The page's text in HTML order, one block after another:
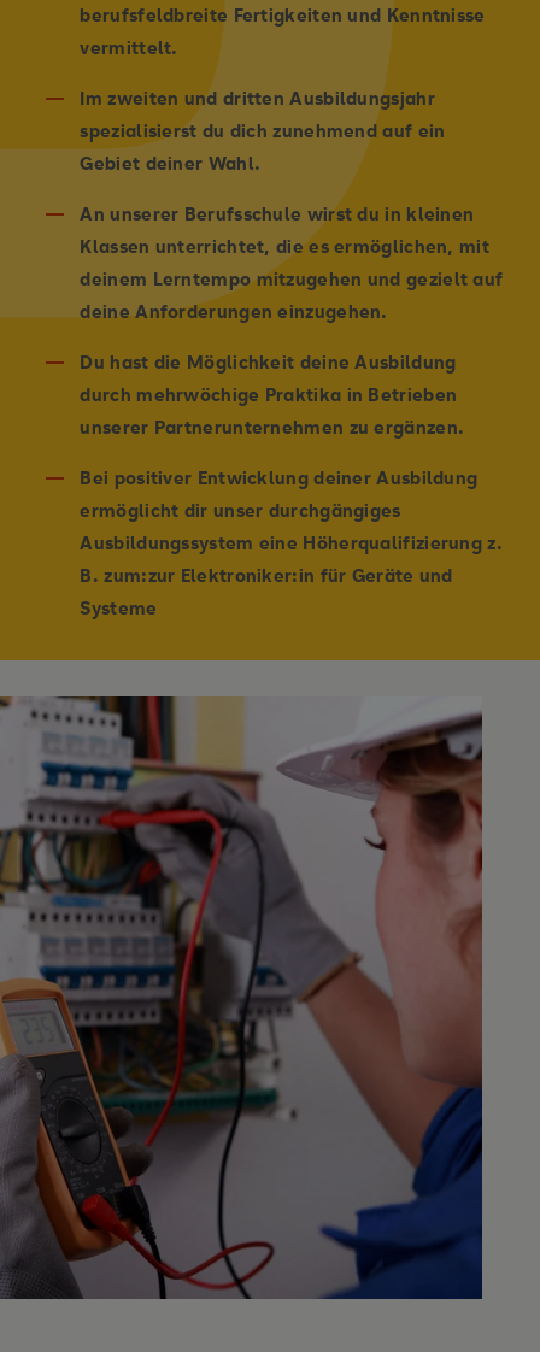
berufsfeldbreite Fertigkeiten und Kenntnisse
vermittelt.
Im zweiten und dritten Ausbildungsjahr
spezialisierst du dich zunehmend auf ein
Gebiet deiner Wahl.
An unserer Berufsschule wirst du in kleinen
Klassen unterrichtet, die es ermöglichen, mit
deinem Lerntempo mitzugehen und gezielt auf
deine Anforderungen einzugehen.
Du hast die Möglichkeit deine Ausbildung
durch mehrwöchige Praktika in Betrieben
unserer Partnerunternehmen zu ergänzen.
Bei positiver Entwicklung deiner Ausbildung
ermöglicht dir unser durchgängiges
Ausbildungssystem eine Höherqualifizierung z.
B. zum:zur Elektroniker:in für Geräte und
Systeme